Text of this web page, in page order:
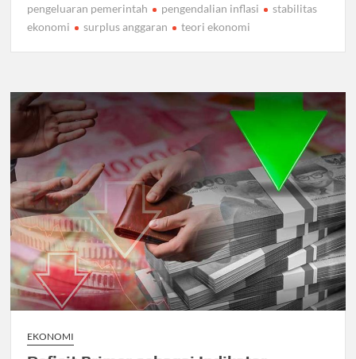
pengeluaran pemerintah
pengendalian inflasi
stabilitas
ekonomi
surplus anggaran teori ekonomi
EKONOMI